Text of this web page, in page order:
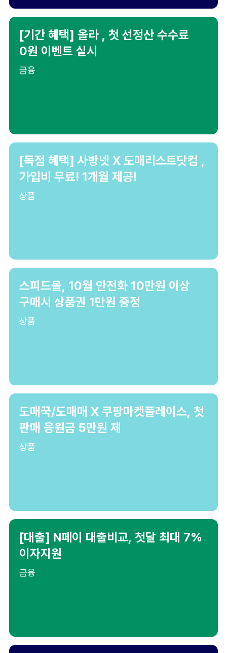
[기간 혜택] 올라 , 첫 선정산 수수료
0원 이벤트 실시
금융
[독점 혜택] 사방넷 X 도매리스트닷컴 ,
가입비 무료! 1개월 제공!
상품
스피드몰, 10월 안전화 10만원 이상
구매시 상품권 1만원 증정
상품
도매꾹/도매매 X 쿠팡마켓플레이스, 첫
판매 응원금 5만원 제
상품
[대출] N페이 대출비교, 첫달 최대 7%
이자지원
금융